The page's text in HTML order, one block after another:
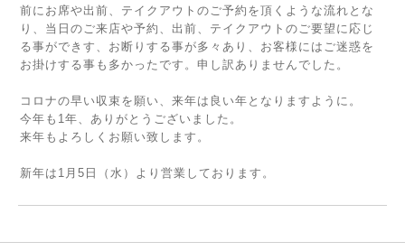
前にお席や出前、テイクアウトのご予約を頂くような流れとな
り、当日のご来店や予約、出前、テイクアウトのご要望に応じ
る事ができす、お断りする事が多々あり、お客様にはご迷惑を
お掛けする事も多かったです。申し訳ありませんでした。
コロナの早い収束を願い、来年は良い年となりますように。
今年も1年、ありがとうございました。
来年もよろしくお願い致します。
新年は1月5日（水）より営業しております。